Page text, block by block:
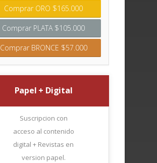
Comprar ORO $165.000
Comprar PLATA $105.000
Comprar BRONCE $57.000
Papel + Digital
Suscripcion con
acceso al contenido
digital + Revistas en
version papel.